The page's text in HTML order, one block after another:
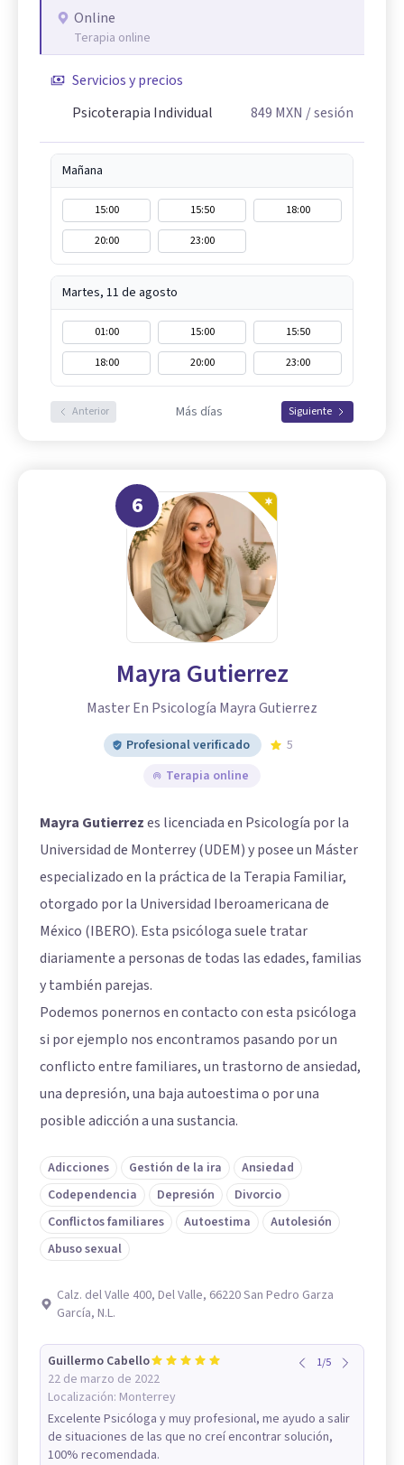
Online
Terapia online
Servicios y precios
Psicoterapia Individual
849 MXN / sesión
Mañana
15:00 15:50
18:00
20:00
23:00
Martes, 11 de agosto
01:00 15:00
15:50
18:00
20:00 23:00
Anterior Más días Siguiente
6
Mayra Gutierrez
Master En Psicología Mayra Gutierrez
Profesional verificado
5
Terapia online
Mayra Gutierrezes licenciada en Psicología por la
Universidad de Monterrey (UDEM) y posee un Máster
especializado en la práctica de la Terapia Familiar,
otorgado por la Universidad Iberoamericana de
México (IBERO). Esta psicóloga suele tratar
diariamente a personas de todas las edades, familias
y también parejas.
Podemos ponernos en contacto con esta psicóloga
si por ejemplo nos encontramos pasando por un
conflicto entre familiares, un trastorno de ansiedad,
una depresión, una baja autoestima o por una
posible adicción a una sustancia.
Adicciones Gestión de la ira
Ansiedad
Codependencia
Depresión
Divorcio
Conflictos familiares
Autoestima
Autolesión
Abuso sexual
Calz. del Valle 400, Del Valle, 66220 San Pedro Garza
García, N.L.
Guillermo Cabello
22 de marzo de 2022
Localización: Monterrey
1/5
Excelente Psicóloga y muy profesional, me ayudo a salir
de situaciones de las que no creí encontrar solución,
100% recomendada.